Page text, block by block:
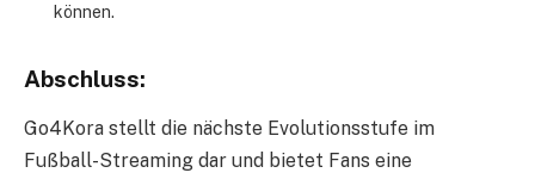
können.
Abschluss:
Go4Kora stellt die nächste Evolutionsstufe im
Fußball-Streaming dar und bietet Fans eine